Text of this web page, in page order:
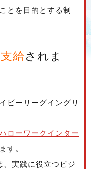
とを目的とする制
給 されま
ビーリーグイングリ
ハローワークインター
す。
、実践に役立つビジ